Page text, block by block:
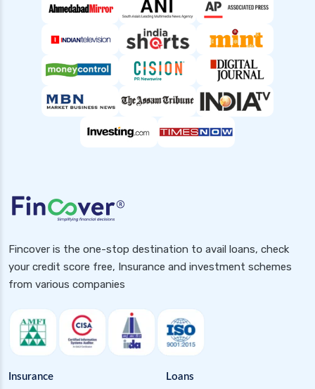
top 10 Personal loan apps
what is a personal loan
Fincover is the one-stop destination to avail loans, check
your credit score free, Insurance and investment schemes
from various companies
Insurance Loans